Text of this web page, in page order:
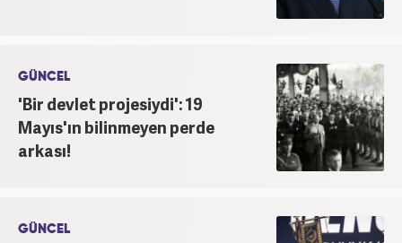
GÜNCEL
'Bir devlet projesiydi': 19
Mayıs'ın bilinmeyen perde
arkası!
GÜNCEL